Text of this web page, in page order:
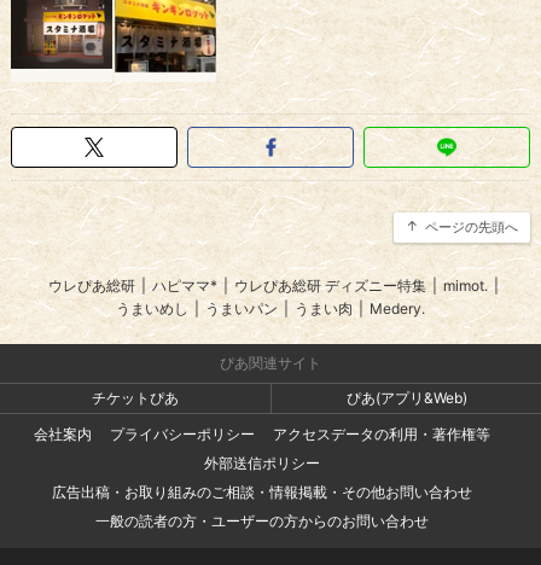
ページの先頭へ
ウレぴあ総研 ハピママ* | ウレぴあ総研 ディズニー特集 | mimot. |
うまいめし | うまいパン うまい肉 Medery.
ぴあ関連サイト
チケットぴあ
ぴあ(アプリ&Web)
会社案内
プライバシーポリシー
アクセスデータの利用・著作権等
外部送信ポリシー
広告出稿・お取り組みのご相談・情報掲載・その他お問い合わせ
一般の読者の方・ユーザーの方からのお問い合わせ